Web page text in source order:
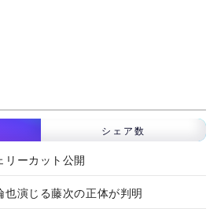
シェア数
リーカット公開
也演じる藤次の正体が判明